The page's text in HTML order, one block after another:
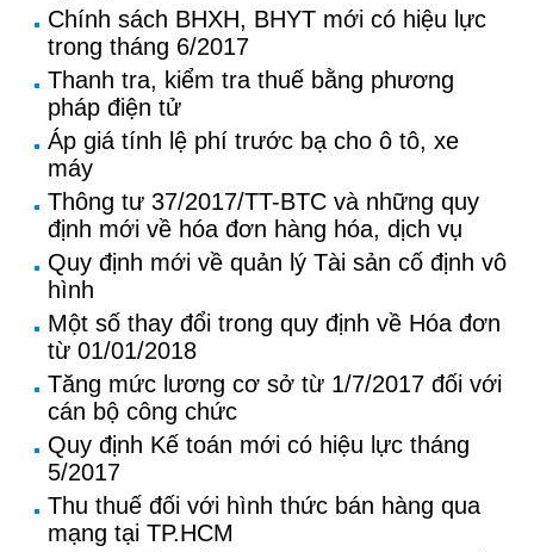
Chính sách BHXH, BHYT mới có hiệu lực
trong tháng 6/2017
Thanh tra, kiểm tra thuế bằng phương
pháp điện tử
Áp giá tính lệ phí trước bạ cho ô tô, xe
máy
Thông tư 37/2017/TT-BTC và những quy
định mới về hóa đơn hàng hóa, dịch vụ
Quy định mới về quản lý Tài sản cố định vô
hình
Một số thay đổi trong quy định về Hóa đơn
từ 01/01/2018
Tăng mức lương cơ sở từ 1/7/2017 đối với
cán bộ công chức
Quy định Kế toán mới có hiệu lực tháng
5/2017
Thu thuế đối với hình thức bán hàng qua
mạng tại TP.HCM